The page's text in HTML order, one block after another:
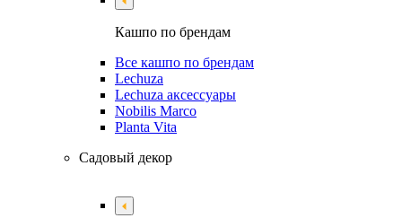
Кашпо по брендам
Все кашпо по брендам
Lechuza
Lechuza аксессуары
Nobilis Marco
Planta Vita
Садовый декор